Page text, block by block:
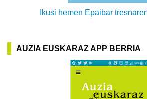
Ikusi hemen Epaibar
AUZIA EUSKARAZ APP BERRIA